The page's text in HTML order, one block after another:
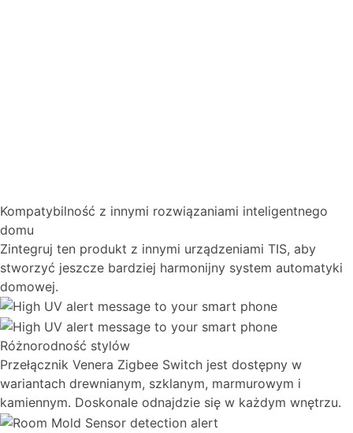
Kompatybilność z innymi rozwiązaniami inteligentnego
domu
Zintegruj ten produkt z innymi urządzeniami TIS, aby
stworzyć jeszcze bardziej harmonijny system automatyki
domowej.
Różnorodność stylów
Przełącznik Venera Zigbee Switch jest dostępny w
wariantach drewnianym, szklanym, marmurowym i
kamiennym. Doskonale odnajdzie się w każdym wnętrzu.